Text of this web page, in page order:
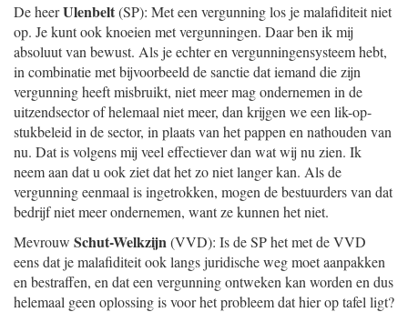
De heerUlenbelt(SP): Met een vergunning los je malafiditeit niet
op. Je kunt ook knoeien met vergunningen. Daar ben ik mij
absoluut van bewust. Als je echter en vergunningensysteem hebt,
in combinatie met bijvoorbeeld de sanctie dat iemand die zijn
vergunning heeft misbruikt, niet meer mag ondernemen in de
uitzendsector of helemaal niet meer, dan krijgen we een lik-op-
stukbeleid in de sector, in plaats van het pappen en nathouden van
nu. Dat is volgens mij veel effectiever dan wat wij nu zien. Ik
neem aan dat u ook ziet dat het zo niet langer kan. Als de
vergunning eenmaal is ingetrokken, mogen de bestuurders van dat
bedrijf niet meer ondernemen, want ze kunnen het niet.
Mevrouw Schut-Welkzijn(VVD): Is de SP het met de VVD
eens dat je malafiditeit ook langs juridische weg moet aanpakken
en bestraffen, en dat een vergunning ontweken kan worden en dus
helemaal geen oplossing is voor het probleem dat hier op tafel ligt?